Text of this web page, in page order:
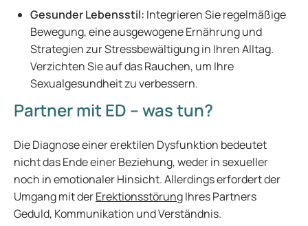
Gesunder Lebensstil: Integrieren Sie regelmäßige
Bewegung, eine ausgewogene Ernährung und
Strategien zur Stressbewältigung in Ihren Alltag.
Verzichten Sie auf das Rauchen, um Ihre
Sexualgesundheit zu verbessern.
Partner mit ED – was tun?
Die Diagnose einer erektilen Dysfunktion bedeutet
nicht das Ende einer Beziehung, weder in sexueller
noch in emotionaler Hinsicht. Allerdings erfordert der
Umgang mit derErektionsstörungIhres Partners
Geduld, Kommunikation und Verständnis.